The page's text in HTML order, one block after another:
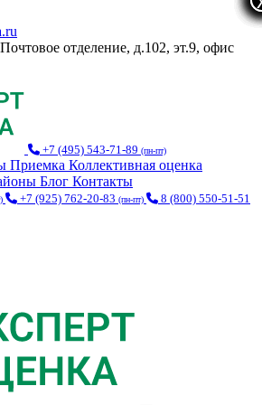
отделение, д.102, эт.9, офис
+7 (495) 543-71-89 (пн-пт)
Приемка Коллективная оценка
Блог Контакты
+7 (925) 762-20-83 (пн-пт) 8 (800) 550-51-51